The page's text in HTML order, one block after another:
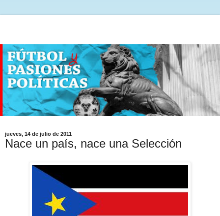
jueves, 14 de julio de 2011
Nace un país, nace una Selección